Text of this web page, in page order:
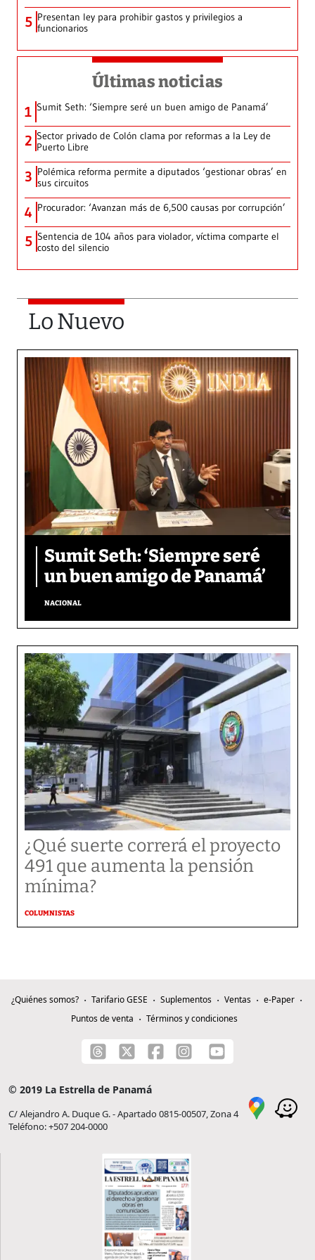
5 Presentan ley para prohibir gastos y privilegios a
funcionarios
Últimas noticias
1 Sumit Seth: ‘Siempre seré un buen amigo de Panamá’
2 Sector privado de Colón clama por reformas a la Ley de
Puerto Libre
3 Polémica reforma permite a diputados ‘gestionar obras’ en
sus circuitos
4 Procurador: ‘Avanzan más de 6,500 causas por corrupción’
5 Sentencia de 104 años para violador, víctima comparte el
costo del silencio
Lo Nuevo
Sumit Seth: ‘Siempre seré
un buen amigo de Panamá’
NACIONAL
¿Qué suerte correrá el proyecto
491 que aumenta la pensión
mínima?
COLUMNISTAS
¿Quiénes somos? Tarifario GESE Suplementos Ventas
e-Paper
Puntos de venta
Términos y condiciones
© 2019 La Estrella de Panamá
C/ Alejandro A. Duque G. - Apartado 0815-00507, Zona 4
Teléfono: +507 204-0000